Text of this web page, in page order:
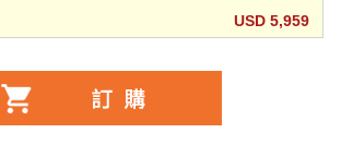
USD 5,959